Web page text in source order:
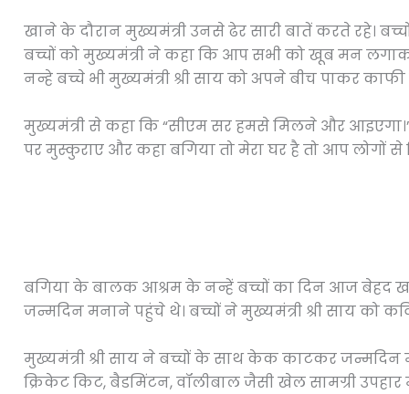
खाने के दौरान मुख्यमंत्री उनसे ढेर सारी बातें करते रहे।
बच्चों को मुख्यमंत्री ने कहा कि आप सभी को खूब मन
नन्हे बच्चे भी मुख्यमंत्री श्री साय को अपने बीच पाकर काफी
मुख्यमंत्री से कहा कि “सीएम सर हमसे मिलने और
पर मुस्कुराए और कहा बगिया तो मेरा घर है तो आप लोगों से
बगिया के बालक आश्रम के नन्हें बच्चों का दिन आज बेहद
जन्मदिन मनाने पहुंचे थे। बच्चों ने मुख्यमंत्री श्री साय को
मुख्यमंत्री श्री साय ने बच्चों के साथ केक काटकर जन्मदिन
क्रिकेट किट, बैडमिंटन, वॉलीबाल जैसी खेल सामग्री उपहार में